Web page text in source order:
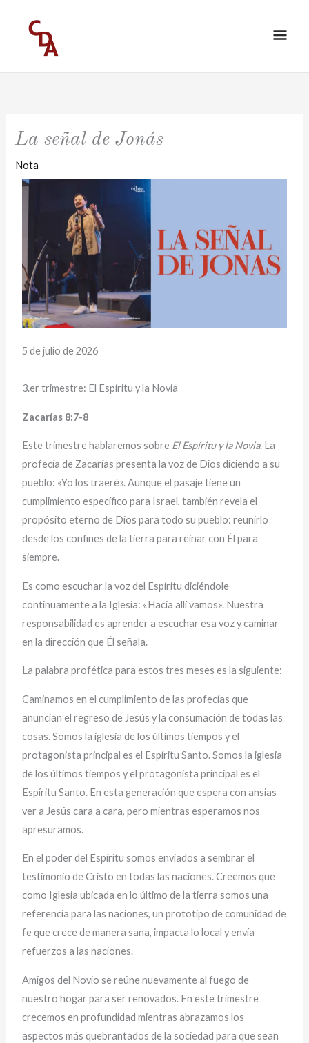
contenido
La señal de Jonás
Nota
5 de julio de 2026
3.er trimestre: El Espíritu y la Novia
Zacarías 8:7-8
Este trimestre hablaremos sobre El Espíritu y la Novia. La
profecía de Zacarías presenta la voz de Dios diciendo a su
pueblo: «Yo los traeré». Aunque el pasaje tiene un
cumplimiento específico para Israel, también revela el
propósito eterno de Dios para todo su pueblo: reunirlo
desde los confines de la tierra para reinar con Él para
siempre.
Es como escuchar la voz del Espíritu diciéndole
continuamente a la Iglesia: «Hacia allí vamos». Nuestra
responsabilidad es aprender a escuchar esa voz y caminar
en la dirección que Él señala.
La palabra profética para estos tres meses es la siguiente:
Caminamos en el cumplimiento de las profecías que
anuncian el regreso de Jesús y la consumación de todas las
cosas. Somos la iglesia de los últimos tiempos y el
protagonista principal es el Espíritu Santo. Somos la iglesia
de los últimos tiempos y el protagonista principal es el
Espíritu Santo. En esta generación que espera con ansias
ver a Jesús cara a cara, pero mientras esperamos nos
apresuramos.
En el poder del Espíritu somos enviados a sembrar el
testimonio de Cristo en todas las naciones. Creemos que
como Iglesia ubicada en lo último de la tierra somos una
referencia para las naciones, un prototipo de comunidad de
fe que crece de manera sana, impacta lo local y envía
refuerzos a las naciones.
Amigos del Novio se reúne nuevamente al fuego de
nuestro hogar para ser renovados. En este trimestre
crecemos en profundidad mientras abrazamos los
aspectos más quebrantados de la sociedad para que sean